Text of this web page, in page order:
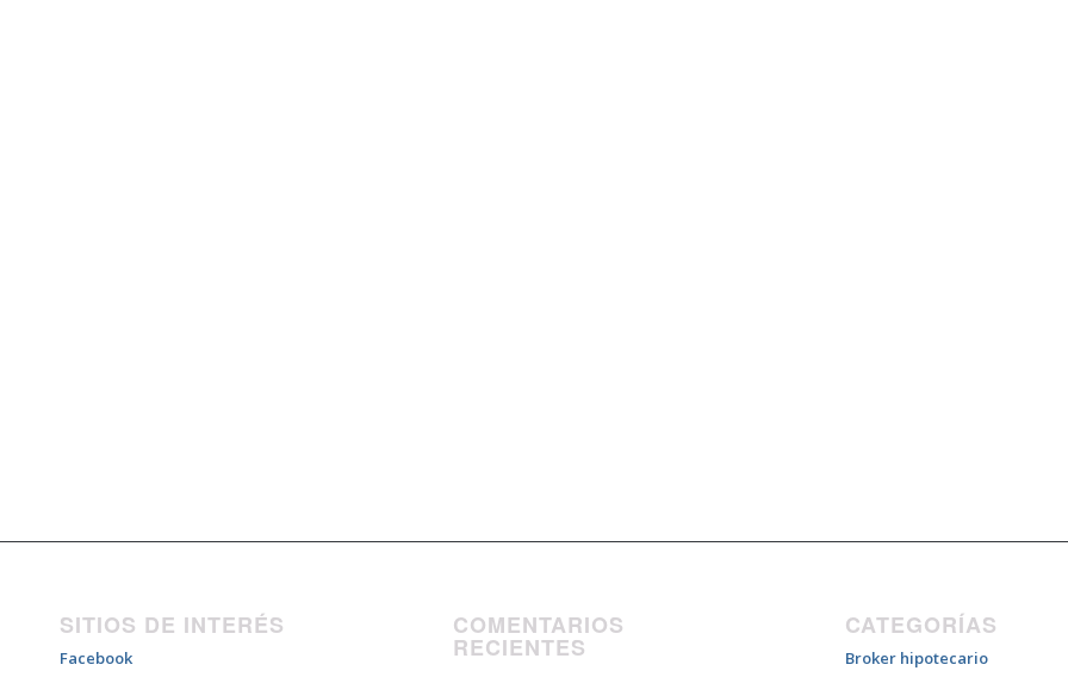
SITIOS DE INTERÉS
Facebook
COMENTARIOS
RECIENTES
CATEGORÍAS
Broker hipotecario